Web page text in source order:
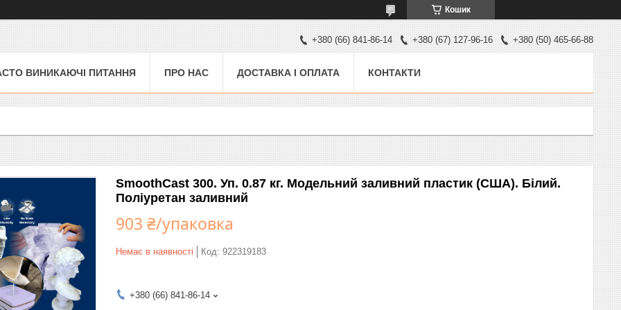
Кошик
+380 (66) 841-86-14 +380 (67) 127-96-16 +380 (50) 465-66-88
ВИНИКАЮЧІ ПИТАННЯ ПРО НАС ДОСТАВКА І ОПЛАТА КОНТАКТИ
SmoothCast 300. Уп. 0.87 кг. Модельний заливний пластик (США). Білий.
Поліуретан заливний
903 ₴/упаковка
Немає в наявності Код: 922319183
+380 (66) 841-86-14